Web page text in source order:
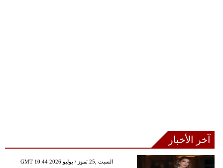
آخر الأخبار
GMT 10:44 2026 السبت ,25 تموز / يوليو